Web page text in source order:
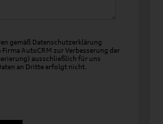
gemäß Datenschutzerklärung
AutoCRM zur Verbesserung der
ausschließlich für uns
an Dritte erfolgt nicht.